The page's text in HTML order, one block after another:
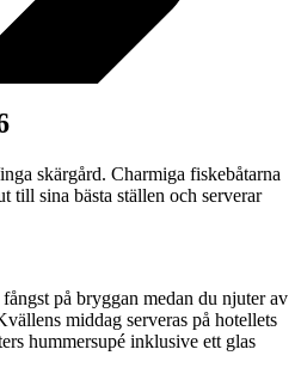
skärgård. Charmiga fiskebåtarna
till sina bästa ställen och serverar
på bryggan medan du njuter av
middag serveras på hotellets
hummersupé inklusive ett glas